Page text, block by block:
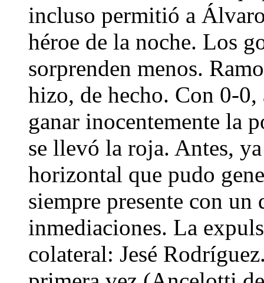
incluso permitió a
héroe de la noche. Los
sorprenden menos.
hizo, de hecho. Con 0-0,
ganar inocentemente la
se llevó la roja. Antes,
horizontal que pudo
siempre presente con
inmediaciones. La
colateral: Jesé